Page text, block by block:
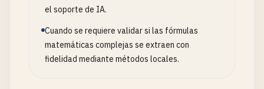
el soporte de IA.
Cuando se requiere validar si las fórmulas
matemáticas complejas se extraen con
fidelidad mediante métodos locales.